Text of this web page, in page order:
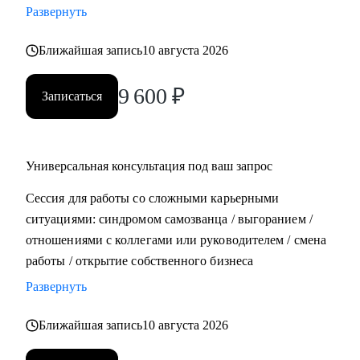
• Составить план роста до позиции руководителя
Кому могу помочь:
• Всем, кто хочет строить карьеру за рубежом
• Руководителям и тем, кто хочет дорасти до
управленческих позиций
уровня
Развернуть
Ближайшая запись10 августа 2026
Записаться 9 600 ₽
Универсальная консультация под ваш запрос
Сессия для работы со сложными карьерными
ситуациями: синдромом самозванца / выгоранием /
отношениями с коллегами или руководителем / смена
работы / открытие собственного бизнеса
Развернуть
Ближайшая запись10 августа 2026